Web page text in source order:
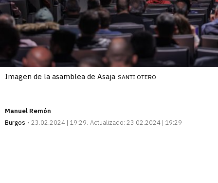
Imagen de la asamblea de Asaja SANTI OTERO
Manuel Remón
Burgos
23.02.2024 | 19:29 Actualizado: 23.02.2024 | 19:29